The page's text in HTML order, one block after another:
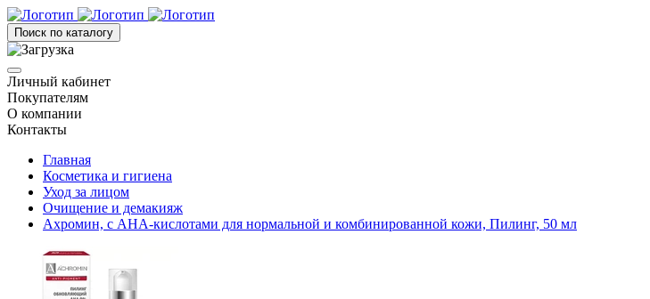
Поиск по каталогу
Личный кабинет
Покупателям
О компании
Контакты
Главная
Косметика и гигиена
Уход за лицом
Очищение и демакияж
Ахромин, с АНА-кислотами для нормальной и комбинированной кожи, Пилинг, 50 мл